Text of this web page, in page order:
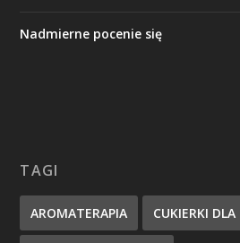
Nadmierne pocenie się
TAGI
AROMATERAPIA CUKIERKI